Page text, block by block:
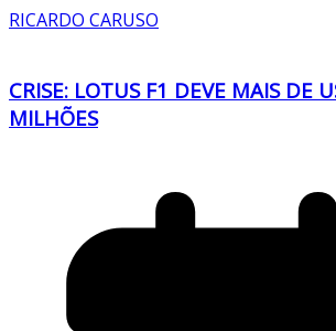
RICARDO CARUSO
CRISE: LOTUS F1 DEVE MAIS DE
MILHÕES